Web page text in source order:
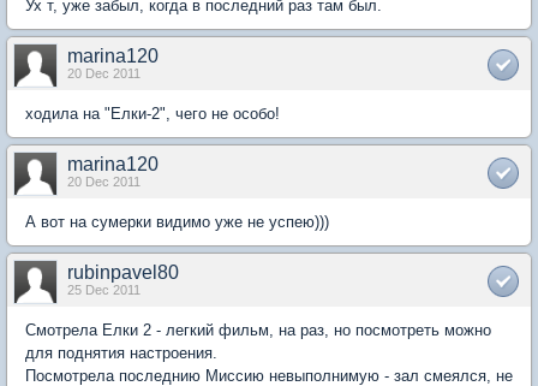
Ух т, уже забыл, когда в последний раз там был.
marina120
20 Dec 2011
ходила на "Елки-2", чего не особо!
marina120
20 Dec 2011
А вот на сумерки видимо уже не успею)))
rubinpavel80
25 Dec 2011
Смотрела Елки 2 - легкий фильм, на раз, но посмотреть можно
для поднятия настроения.
Посмотрела последнию Миссию невыполнимую - зал смеялся, не